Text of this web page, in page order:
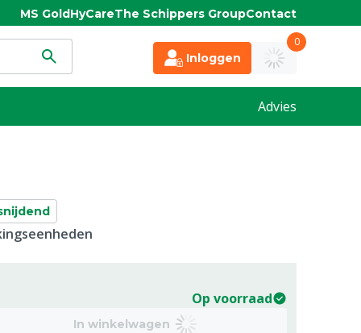
MS GoldHyCareThe Schippers GroupContact
Inloggen
0
Advies
Op voorraad
In winkelwagen